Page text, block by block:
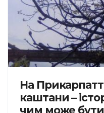
На
каштани –
чим може бути